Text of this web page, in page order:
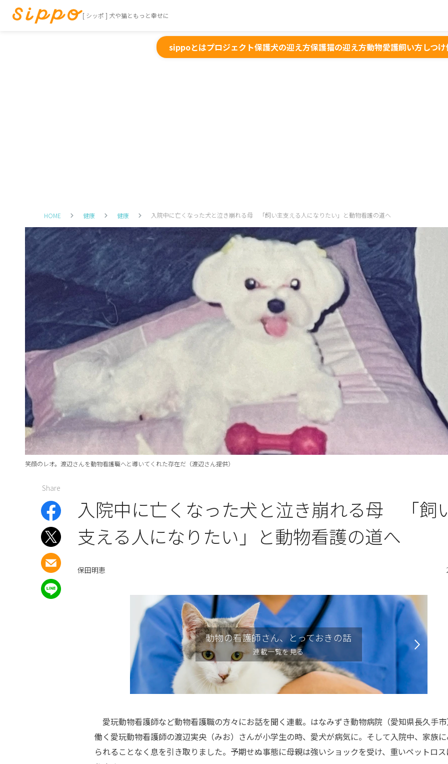
[ シッポ ] 犬や猫ともっと幸せに
sippoとはプロジェクト保護犬の迎え方保護猫の迎え方動物愛護飼い方しつけ
HOME 健康 健康 入院中に亡くなった犬と泣き崩れる母 「飼い主支える人になりたい」と動物看護の道へ
笑顔のレオ。渡辺さんを動物看護職へと導いてくれた存在だ（渡辺さん提供）
Share
入院中に亡くなった犬と泣き崩れる母 「飼
支える人になりたい」と動物看護の道へ
保田明恵
動物の看護師さん、とっておきの話
連載一覧を見る
愛玩動物看護師など動物看護職の方々にお話を聞く連載。はなみずき動物病院（愛知県長久手
働く愛玩動物看護師の渡辺実央（みお）さんが小学生の時、愛犬が病気に。そして入院中、家族
られることなく息を引き取りました。予期せぬ事態に母親は強いショックを受け、重いペットロ